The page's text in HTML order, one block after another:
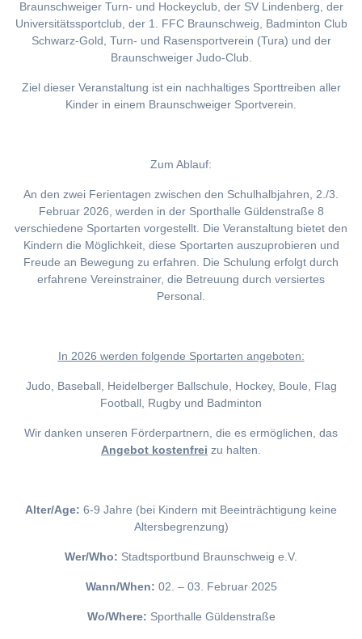
Braunschweiger Turn- und Hockeyclub, der SV Lindenberg, der
Universitätssportclub, der 1. FFC Braunschweig, Badminton Club
Schwarz-Gold, Turn- und Rasensportverein (Tura) und der
Braunschweiger Judo-Club.
Ziel dieser Veranstaltung ist ein nachhaltiges Sporttreiben aller
Kinder in einem Braunschweiger Sportverein.
Zum Ablauf:
An den zwei Ferientagen zwischen den Schulhalbjahren, 2./3.
Februar 2026, werden in der Sporthalle Güldenstraße 8
verschiedene Sportarten vorgestellt. Die Veranstaltung bietet den
Kindern die Möglichkeit, diese Sportarten auszuprobieren und
Freude an Bewegung zu erfahren. Die Schulung erfolgt durch
erfahrene Vereinstrainer, die Betreuung durch versiertes
Personal.
In 2026 werden folgende Sportarten angeboten:
Judo, Baseball, Heidelberger Ballschule, Hockey, Boule, Flag
Football, Rugby und Badminton
Wir danken unseren Förderpartnern, die es ermöglichen, das
Angebot kostenfrei zu halten.
Alter/Age: 6-9 Jahre (bei Kindern mit Beeinträchtigung keine
Altersbegrenzung)
Wer/Who: Stadtsportbund Braunschweig e.V.
Wann/When: 02. – 03. Februar 2025
Wo/Where: Sporthalle Güldenstraße